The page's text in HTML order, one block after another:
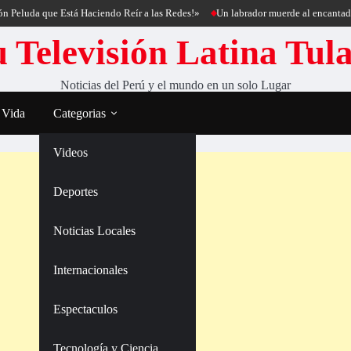
Está Haciendo Reír a las Redes!» Un labrador muerde al encantador de
Televisión Latina
Noticias del Perú y el mundo en un solo Lugar
Categorias
Videos
Deportes
Noticias Locales
Internacionales
Espectaculos
Tecnología y Ciencia